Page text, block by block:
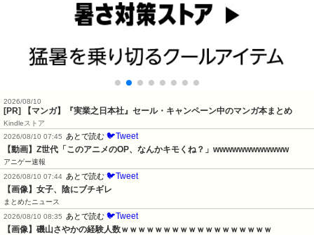
2026/08/10
[PR] 【マンガ】『実業之日本社』セール・キャンペーン中のマンガ本まとめ
Kindleストア
2026/08/10 07:45
あとで読む 🐦Tweet
【動画】Z世代「このアニメのOP、なんかキモくね？」wwwwwwwwwwww
アニゲー速報
2026/08/10 07:44 あとで読む 🐦Tweet
【画像】女子、陰にブチギレ
まとめたニュース
2026/08/10 08:35
あとで読む 🐦Tweet
【画像】磯山さやかの経験人数ｗｗｗｗｗｗｗｗｗｗｗｗｗｗｗｗｗｗ